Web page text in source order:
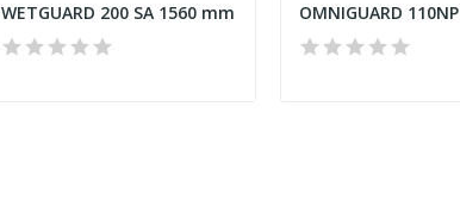
WETGUARD 200 SA 1560 mm OMNIGUARD 110NP